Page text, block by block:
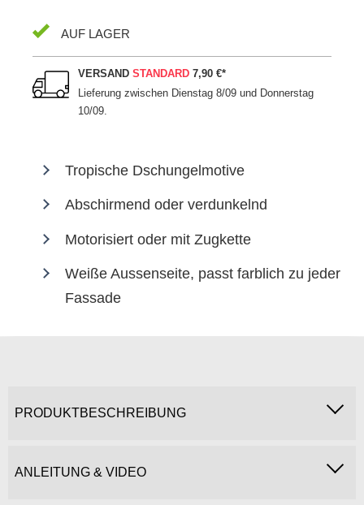
AUF LAGER
VERSANDSTANDARD 7,90 €*
Lieferung zwischen Dienstag 8/09 und Donnerstag
10/09
Tropische Dschungelmotive
Abschirmend oder verdunkelnd
Motorisiert oder mit Zugkette
Weiße Aussenseite, passt farblich zu jeder
Fassade
PRODUKTBESCHREIBUNG
ANLEITUNG & VIDEO